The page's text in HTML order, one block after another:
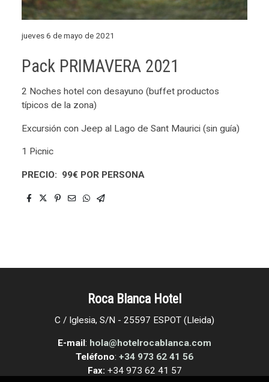
jueves 6 de mayo de 2021
Pack PRIMAVERA 2021
2 Noches hotel con desayuno (buffet productos
típicos de la zona)
Excursión con Jeep al Lago de Sant Maurici (sin guía)
1 Picnic
PRECIO: 99€ POR PERSONA
Roca Blanca Hotel
C / Iglesia, S/N - 25597 ESPOT (Lleida)
E-mail : hola@hotelrocablanca.com
Teléfono: +34 973 62 41 56
Fax: +34 973 62 41 57